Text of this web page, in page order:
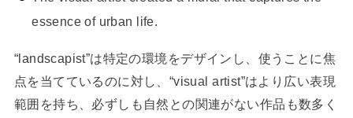
essence of urban life.
“landscapist”は特定の環境をデザインし、使うことに焦
点を当てているのに対し、“visual artist”はより広い表現
範囲を持ち、必ずしも自然との関連がない作品も数多く